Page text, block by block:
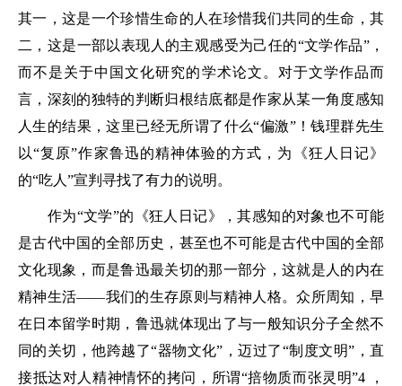
其一，这是一个珍惜生命的人在珍惜我们共同的生命，其
二，这是一部以表现人的主观感受为己任的“文学作品”，
而不是关于中国文化研究的学术论文。对于文学作品而
言，深刻的独特的判断归根结底都是作家从某一角度感知
人生的结果，这里已经无所谓了什么“偏激”！钱理群先生
以“复原”作家鲁迅的精神体验的方式，为《狂人日记》
的“吃人”宣判寻找了有力的说明。
作为“文学”的《狂人日记》，其感知的对象也不可能
是古代中国的全部历史，甚至也不可能是古代中国的全部
文化现象，而是鲁迅最关切的那一部分，这就是人的内在
精神生活——我们的生存原则与精神人格。众所周知，早
在日本留学时期，鲁迅就体现出了与一般知识分子全然不
同的关切，他跨越了“器物文化”，迈过了“制度文明”，直
接抵达对人精神情怀的拷问，所谓“掊物质而张灵明”4 ，